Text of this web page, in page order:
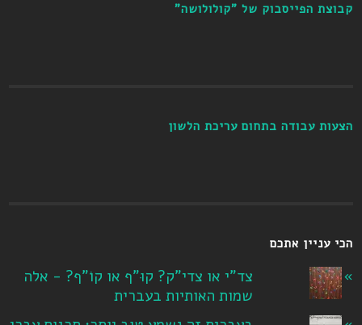
קבוצת הפייסבוק של "קולולושה"
הצעות עבודה בתחום עריכת הלשון
הכי עניין אתכם
צד"י או צדי"ק? קוּ"ף או קוֹ"ף? - אלה
שמות האותיות בעברית